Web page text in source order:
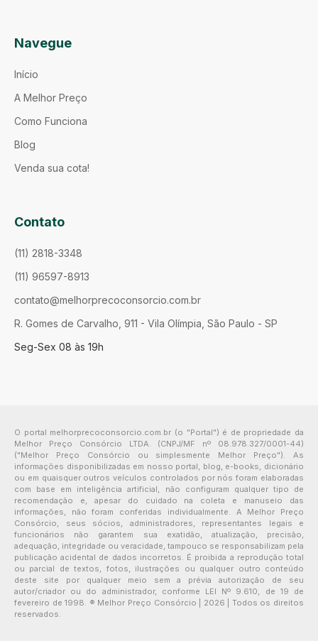
Navegue
Início
A Melhor Preço
Como Funciona
Blog
Venda sua cota!
Contato
(11) 2818-3348
(11) 96597-8913
contato@melhorprecoconsorcio.com.br
R. Gomes de Carvalho, 911 - Vila Olímpia, São Paulo - SP
Seg-Sex 08 às 19h
O portal melhorprecoconsorcio.com.br (o "Portal") é de propriedade da
Melhor Preço Consórcio LTDA. (CNPJ/MF nº 08.978.327/0001-44)
("Melhor Preço Consórcio ou simplesmente Melhor Preço"). As
informações disponibilizadas em nosso portal, blog, e-books, dicionário
ou em quaisquer outros veículos controlados por nós foram elaboradas
com base em inteligência artificial, não configuram qualquer tipo de
recomendação e, apesar do cuidado na coleta e manuseio das
informações, não foram conferidas individualmente. A Melhor Preço
Consórcio, seus sócios, administradores, representantes legais e
funcionários não garantem sua exatidão, atualização, precisão,
adequação, integridade ou veracidade, tampouco se responsabilizam pela
publicação acidental de dados incorretos. É proibida a reprodução total
ou parcial de textos, fotos, ilustrações ou qualquer outro conteúdo
deste site por qualquer meio sem a prévia autorização de seu
autor/criador ou do administrador, conforme LEI Nº 9.610, de 19 de
fevereiro de 1998. ® Melhor Preço Consórcio | 2026 | Todos os direitos
reservados.